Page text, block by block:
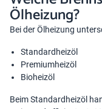
Ölheizung?
Bei der Ölheizung
Standardheizöl
Premiumheizöl
Bioheizöl
Beim Standardheizöl